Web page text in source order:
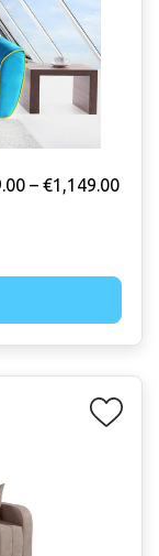
– €1,149.00